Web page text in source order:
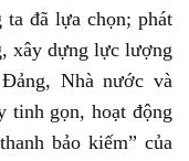
đã lựa chọn; phát
xây dựng lực lượng
Nhà nước và
tinh gọn, hoạt động
bảo kiếm” của